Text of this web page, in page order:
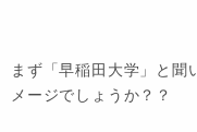
まず「早稲田大学」と聞
メージでしょうか？？